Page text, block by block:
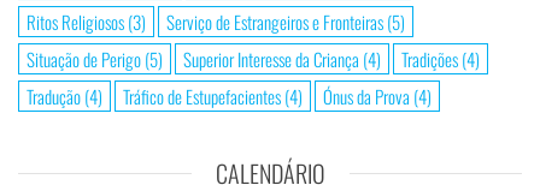
Ritos Religiosos(3) Serviço de Estrangeiros e Fronteiras(5)
Situação de Perigo(5) Superior Interesse da Criança (4) Tradições(4)
Tradução(4) Tráfico de Estupefacientes(4) Ónus da Prova (4)
CALENDÁRIO